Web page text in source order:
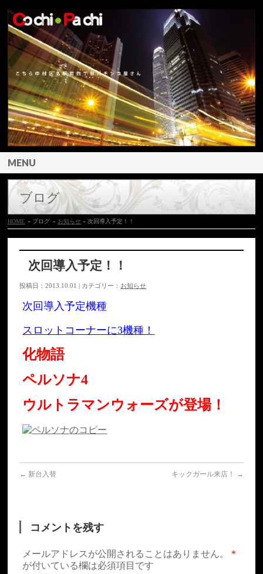
MENU
ブログ
HOME » ブログ » お知らせ » 次回導入予定！！
次回導入予定！！
投稿日：2013.10.01 | カテゴリー： お知らせ
次回導入予定機種
スロットコーナーに3機種！
化物語
ペルソナ4
ウルトラマンウォーズが登場！
← 新台入替 キックガール来店！ →
コメントを残す
メールアドレスが公開されることはありません。 *
が付いている欄は必須項目です